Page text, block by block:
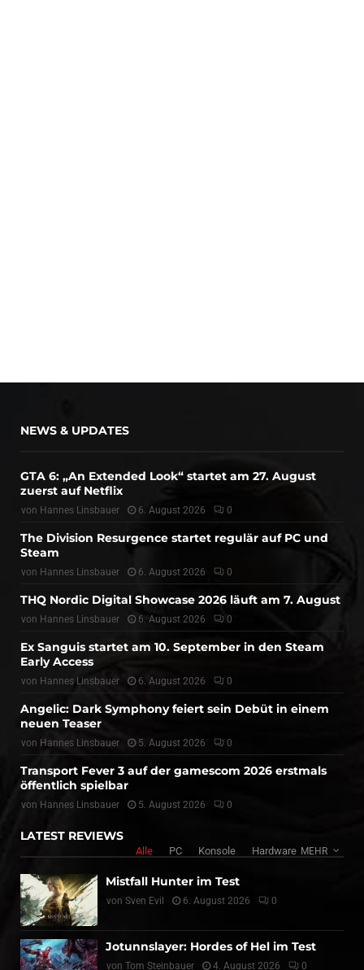
NEWS & UPDATES
GTA 6: „An Extended Look“ startet am 27. August
zuerst auf Netflix
von Hannes Linsbauer 6. August 2026 0
The Division Resurgence startet regulär auf PC und
Steam
von Hannes Linsbauer 6. August 2026 0
THQ Nordic Digital Showcase 2026 läuft am 7. August
von Hannes Linsbauer 6. August 2026 0
Ex Sanguis startet am 10. September in den Steam
Early Access
von Hannes Linsbauer 6. August 2026 0
Angelic: Dark Symphony feiert sein Debüt in einem
neuen Teaser
von Hannes Linsbauer 5. August 2026 0
Transport Fever 3 auf der gamescom 2026 erstmals
öffentlich spielbar
von Hannes Linsbauer 5. August 2026 0
LATEST REVIEWS
Alle PC Konsole Hardware MEHR
Mistfall Hunter im Test
von Sven Evil 6. August 2026 0
Jotunnslayer: Hordes of Hel im Test
von Tom Steinbauer 4. August 2026 0